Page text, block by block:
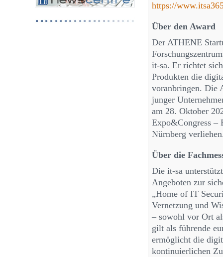
https://
Über den Award
Der ATHENE
it-sa. Er richtet
Produkten die
voranbringen. Die
junger
am 28. Oktober
Expo&Congress –
Nürnberg
Über die
Die it-sa
Angeboten zur
„Home of IT
Vernetzung und
– sowohl vor Ort
gilt als führende
ermöglicht die
kontinuierlichen